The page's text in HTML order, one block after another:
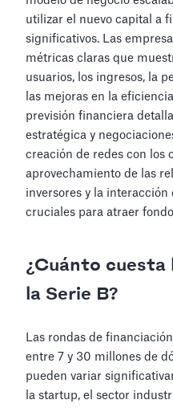
utilizar el nuevo capital a
significativos. Las
métricas claras que
usuarios, los ingresos, la
las mejoras en la
previsión financiera
estratégica y
creación de redes con los
aprovechamiento de las
inversores y la interacción
cruciales para atraer
¿Cuánto
la Serie B?
Las rondas de
entre 7 y 30 millones de
pueden variar
la startup, el sector